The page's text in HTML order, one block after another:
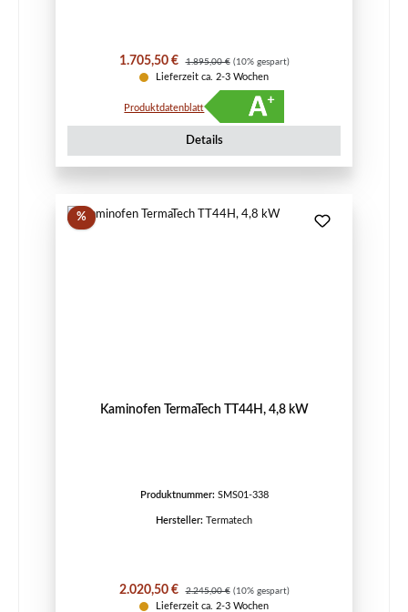
Verkaufspreis:
1.705,50 € Regulärer Preis:
1.895,00 € (10% gespart)
Lieferzeit ca. 2-3 Wochen
Produktdatenblatt
Details
%Rabatt
Kaminofen TermaTech TT44H, 4,8 kW
Produktnummer: SMS01-338
Hersteller: Termatech
Verkaufspreis:
2.020,50 € Regulärer Preis:
2.245,00 € (10% gespart)
Lieferzeit ca. 2-3 Wochen